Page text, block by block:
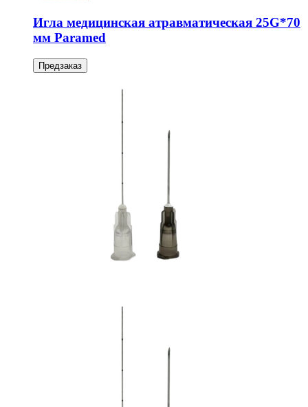
Игла медицинская атравматическая 25G*70
мм Paramed
Предзаказ